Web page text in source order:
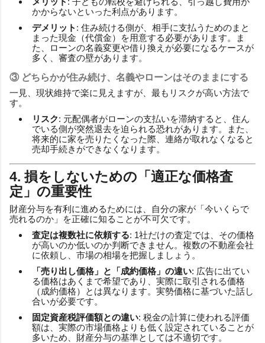
かからないといった利点があります。
デメリット : 住み続ける側が、相手に支払うためのまと
まった現金（代償金）を用意する必要があります。ま
た、ローンの名義変更や借り換えが必要になるケースが
多く、審査の壁があります。
③ どちらかが住み続け、名義やローンはそのままにする
一見、現状維持で楽に見えますが、最もリスクが高い方法で
す。
リスク: 元配偶者がローンの支払いを滞納すると、住ん
でいる側が突然退去を迫られる恐れがあります。また、
将来的に家を売りたくなった際、連絡が取れなくなると
売却手続きができなくなります。
4. 損をしないための「適正な価格査
定」の重要性
財産分与を有利に進めるためには、自分の家が「今いくらで
売れるのか」を正確に知ることが不可欠です。
査定は複数社に依頼する: 1社だけの査定では、その価格
が高いのか低いのか判断できません。複数の不動産会社
に依頼し、市場の相場を把握しましょう。
「売り出し価格」と「成約価格」の違い: 広告に出てい
る価格はあくまで希望であり、実際に取引される価格
（成約価格）とは異なります。実勢価格に基づいた話し
合いが必要です。
固定資産税評価額との違い: 税金の計算に使われる評価
額は、実際の市場価格よりも低く設定されていることが
多いため、財産分与の基準としては不適切です。